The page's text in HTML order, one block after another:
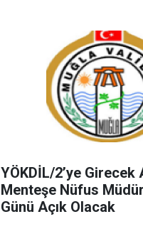
YÖKDİL/2’ye
Menteşe Nüfus
Günü Açık Olacak